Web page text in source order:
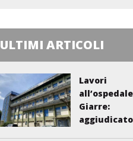
ULTIMI ARTICOLI
Lavori
Giarre:
aggiudicato